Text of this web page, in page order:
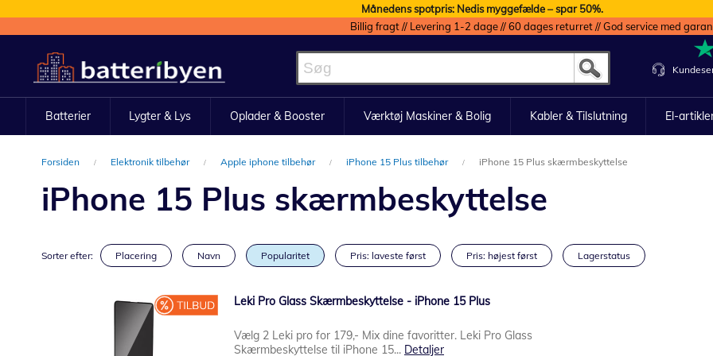
Månedens spotpris: Nedis myggefælde – spar 50%.
Billig fragt // Levering 1-2 dage // 60 dages returret // God service med
to
Content
Batterier Lygter & Lys Oplader & Booster Værktøj Maskiner & Bolig Kabler & Tilslutning El-
Forsiden Elektronik tilbehør Apple iphone tilbehør iPhone 15 Plus tilbehør iPhone 15 Plus skærmbeskyttelse
iPhone 15 Plus skærmbeskyttelse
Sorter efter: Placering Navn Popularitet Pris: laveste først Pris: højest først Lagerstatus
Leki Pro Glass Skærmbeskyttelse - iPhone 15 Plus
Vælg 2 Leki pro for 179,- Mix dine favoritter. Leki Pro Glass
Skærmbeskyttelse til iPhone 15... Detaljer